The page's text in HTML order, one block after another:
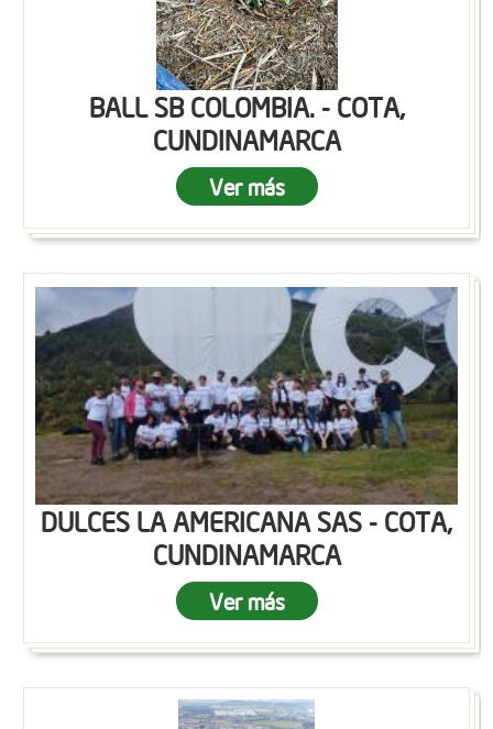
BALL SB COLOMBIA. - COTA,
CUNDINAMARCA
Ver más
DULCES LA AMERICANA SAS - COTA,
CUNDINAMARCA
Ver más